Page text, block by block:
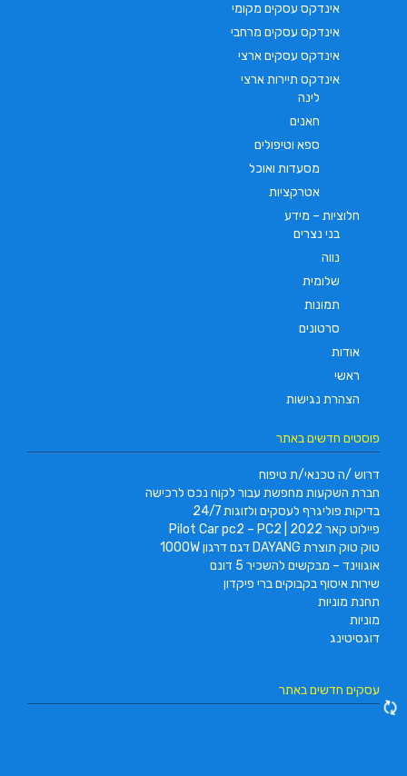
אינדקס עסקים מקומי
אינדקס עסקים מרחבי
אינדקס עסקים ארצי
אינדקס תיירות ארצי
לינה
חאנים
ספא וטיפולים
מסעדות ואוכל
אטרקציות
חלוציות – מידע
בני נצרים
נווה
שלומית
תמונות
סרטונים
אודות
ראשי
הצהרת נגישות
פוסטים חדשים באתר
דרוש /ה טכנאי/ת טיפוח
חברת השקעות מחפשת עבור לקוח נכס לרכישה
בדיקות פוליגרף לעסקים ולזוגות 24/7
פיילוט קאר 2022 | Pilot Car pc2 – PC2
טוק טוק תוצרת DAYANG דגם דרגון 1000W
אוגווינד – מבקשים להשכיר 5 דונם
שירות איסוף בקבוקים ברי פיקדון
תחנת מוניות
מוניות
דוגסיטינג
עסקים חדשים באתר